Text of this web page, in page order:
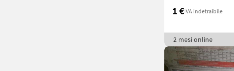
1 €IVA indetraibile
2 mesi online